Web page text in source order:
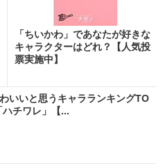
「ちいかわ」であなたが好きな
キャラクターはどれ？【人気投
票実施中】
いいと思うキャラランキングTO
チワレ」【...